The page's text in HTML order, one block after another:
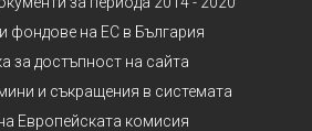
фондове на ЕС в България
за достъпност на сайта
и съкращения в системата
Европейската комисия